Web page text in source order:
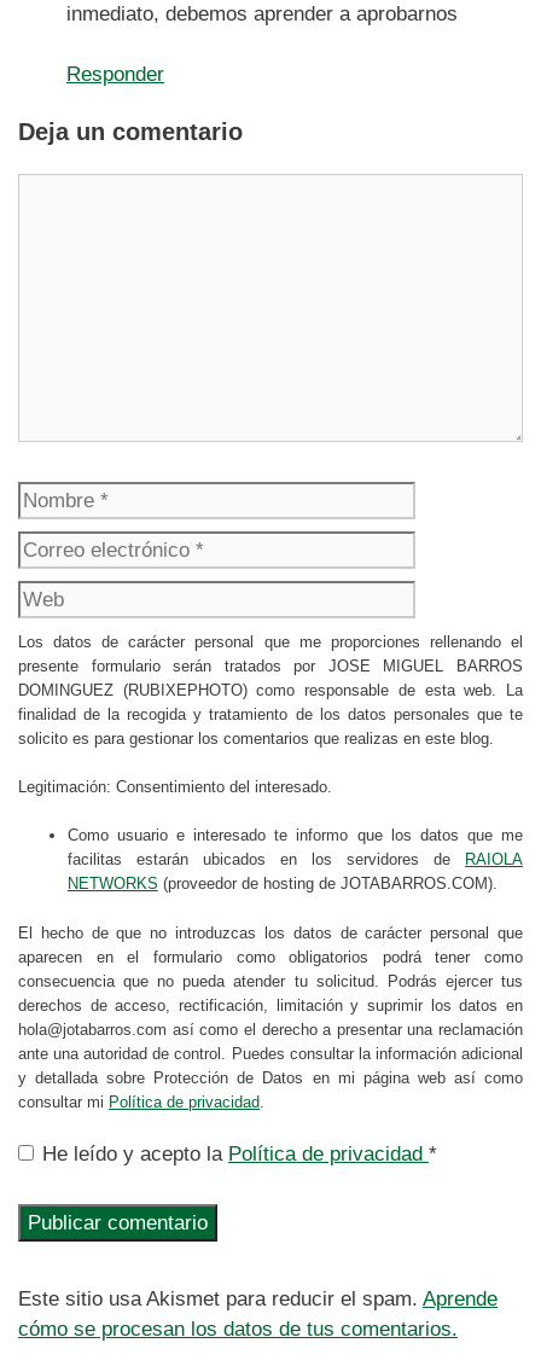
inmediato, debemos aprender a aprobarnos
Responder
Deja un comentario
Nombre
electrónico
Los datos de carácter personal que me proporciones rellenando el
presente formulario serán tratados por JOSE MIGUEL BARROS
DOMINGUEZ (RUBIXEPHOTO) como responsable de esta web. La
finalidad de la recogida y tratamiento de los datos personales que te
solicito es para gestionar los comentarios que realizas en este blog.
Legitimación: Consentimiento del interesado.
Como usuario e interesado te informo que los datos que me
facilitas estarán ubicados en los servidores de
RAIOLA
NETWORKS (proveedor de hosting de JOTABARROS.COM).
El hecho de que no introduzcas los datos de carácter personal que
aparecen en el formulario como obligatorios podrá tener como
consecuencia que no pueda atender tu solicitud. Podrás ejercer tus
derechos de acceso, rectificación, limitación y suprimir los datos en
hola@jotabarros.com así como el derecho a presentar una reclamación
ante una autoridad de control. Puedes consultar la información adicional
y detallada sobre Protección de Datos en mi página web así como
consultar mi Política de privacidad
He leído y acepto la Política de privacidad *
Este sitio usa Akismet para reducir el spam. Aprende
cómo se procesan los datos de tus comentarios.